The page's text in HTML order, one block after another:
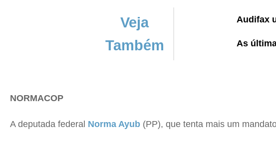
Veja
Também
Audifax
As
NORMACOP
A deputada federal Norma Ayub (PP), que tenta mais um